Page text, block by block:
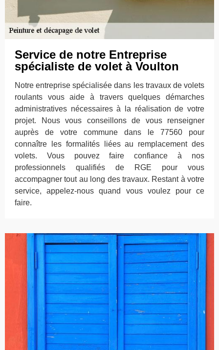
Service de notre Entreprise
spécialiste de volet à Voulton
Notre entreprise spécialisée dans les travaux de volets
roulants vous aide à travers quelques démarches
administratives nécessaires à la réalisation de votre
projet. Nous vous conseillons de vous renseigner
auprès de votre commune dans le 77560 pour
connaître les formalités liées au remplacement des
volets. Vous pouvez faire confiance à nos
professionnels qualifiés de RGE pour vous
accompagner tout au long des travaux. Restant à votre
service, appelez-nous quand vous voulez pour ce
faire.